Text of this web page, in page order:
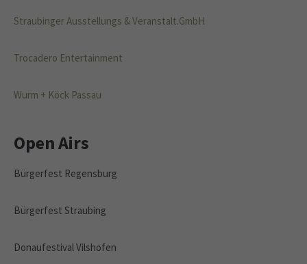
Straubinger Ausstellungs & Veranstalt.GmbH
Trocadero Entertainment
Wurm + Köck Passau
Open Airs
Bürgerfest Regensburg
Bürgerfest Straubing
Donaufestival Vilshofen